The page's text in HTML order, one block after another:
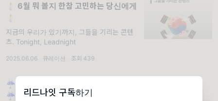
리드나잇 구독하기
🕯️ 6월 뭐 볼지 한참 고민하는 당신에게
🕯️
지금의 우리가 있기까지, 그들을 기리는 콘텐
츠. Tonight, Leadnight
2025.06.06 큐레이션 조회 439
☔️ 8월 뭐 볼지 한참 고민하는 당신에게
☔️